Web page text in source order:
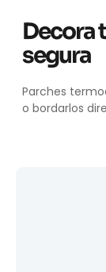
Decora
segura
Parches
o bordarlos